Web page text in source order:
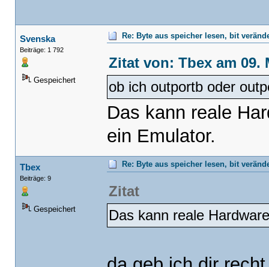
Svenska
Beiträge: 1 792
Gespeichert
Re: Byte aus speicher lesen, bit
Zitat von: Tbex am 09.
ob ich outportb oder
Das kann reale
ein Emulator.
Tbex
Beiträge: 9
Gespeichert
Re: Byte aus speicher lesen, bit
Zitat
Das kann reale